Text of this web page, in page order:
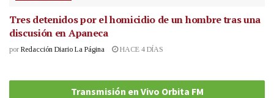
Tres detenidos por el homicidio de un hombre tras una
discusión en Apaneca
por Redacción Diario La Página HACE 4 DÍAS
Transmisión en Vivo Orbita FM